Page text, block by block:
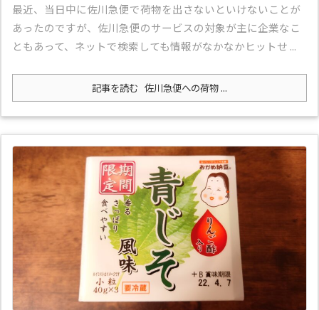
最近、当日中に佐川急便で荷物を出さないといけないことが
あったのですが、佐川急便のサービスの対象が主に企業なこ
ともあって、ネットで検索しても情報がなかなかヒットせ ...
記事を読む 佐川急便への荷物 ...